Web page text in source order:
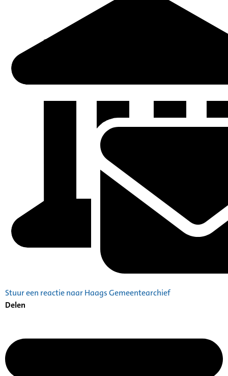
Stuur een reactie naar Haags Gemeentearchief
Delen